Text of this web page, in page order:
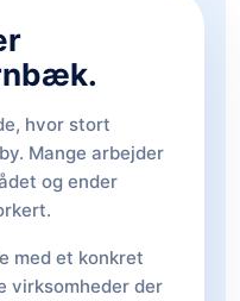
hvor stort
Mange arbejder
og ender
med et konkret
virksomheder der